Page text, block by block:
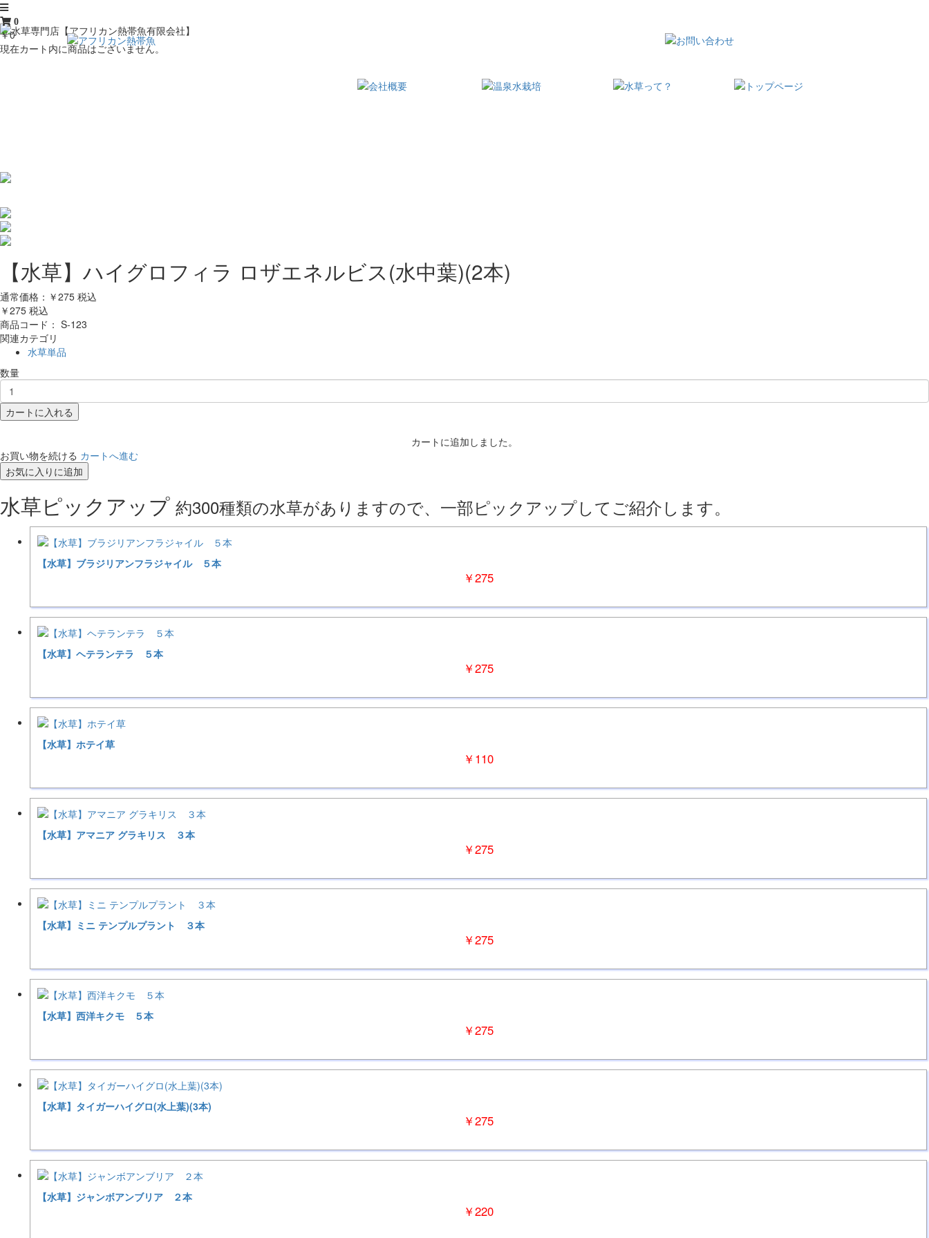
0
￥0
現在カート内に商品はございません。
【水草】ハイグロフィラ ロザエネルビス(水中葉)(2本)
通常価格：￥275 税込
￥275 税込
商品コード： S-123
関連カテゴリ
水草単品
数量
カートに入れる
カートに追加しました。
お買い物を続ける カートへ進む
お気に入りに追加
水草ピックアップ 約300種類の水草がありますので、一部ピックアップしてご紹介します。
【水草】ブラジリアンフラジャイル ５本
￥275
【水草】ヘテランテラ ５本
￥275
【水草】ホテイ草
￥110
【水草】アマニア グラキリス ３本
￥275
【水草】ミニ テンプルプラント ３本
￥275
【水草】西洋キクモ ５本
￥275
【水草】タイガーハイグロ(水上葉)(3本)
￥275
【水草】ジャンボアンブリア ２本
￥220